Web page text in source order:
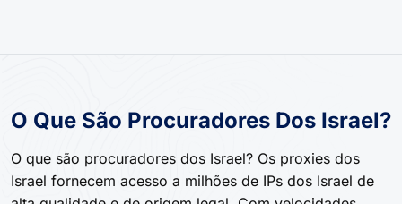
O Que São Procuradores Dos Israel?
O que são procuradores dos Israel? Os proxies dos
Israel fornecem acesso a milhões de IPs dos Israel de